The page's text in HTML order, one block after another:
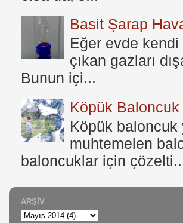
Basit Şarap
Eğer evde kendi
çıkan gazları
Bunun içi...
Köpük Baloncuk
Köpük baloncuk
muhtemelen
baloncuklar için
ARŞIV